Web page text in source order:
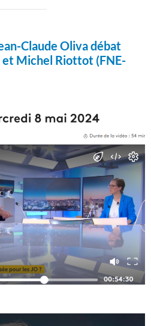
Claude Oliva débat
Michel Riottot (FNE-